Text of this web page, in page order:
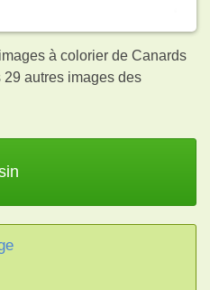
à colorier de Canards
autres images des